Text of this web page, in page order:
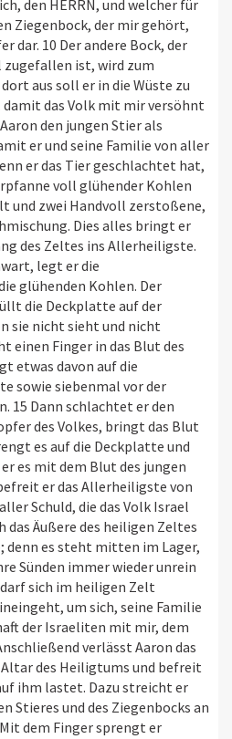
den HERRN, und welcher für
Ziegenbock, der mir gehört,
dar. 10 Der andere Bock, der
zugefallen ist, wird zum
aus soll er in die Wüste zu
damit das Volk mit mir versöhnt
den jungen Stier als
er und seine Familie von aller
er das Tier geschlachtet hat,
voll glühender Kohlen
und zwei Handvoll zerstoßene,
Dies alles bringt er
des Zeltes ins Allerheiligste.
legt er die
glühenden Kohlen. Der
die Deckplatte auf der
sie nicht sieht und nicht
einen Finger in das Blut des
etwas davon auf die
sowie siebenmal vor der
15 Dann schlachtet er den
des Volkes, bringt das Blut
es auf die Deckplatte und
es mit dem Blut des jungen
er das Allerheiligste von
Schuld, die das Volk Israel
das Äußere des heiligen Zeltes
denn es steht mitten im Lager,
Sünden immer wieder unrein
sich im heiligen Zelt
um sich, seine Familie
der Israeliten mit mir, dem
verlässt Aaron das
des Heiligtums und befreit
ihm lastet. Dazu streicht er
Stieres und des Ziegenbocks an
dem Finger sprengt er